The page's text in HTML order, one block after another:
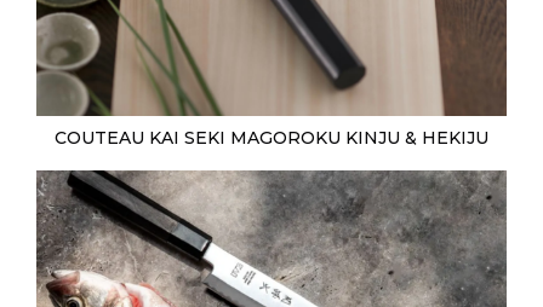
COUTEAU KAI SEKI MAGOROKU KINJU & HEKIJU